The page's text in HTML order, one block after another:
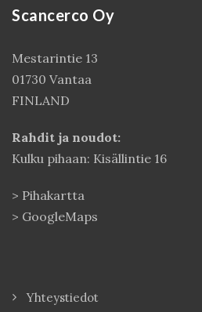
Scancerco Oy
Mestarintie 13
01730 Vantaa
FINLAND
Rahdit ja noudot:
Kulku pihaan: Kisällintie 16
> Pihakartta
> GoogleMaps
Yhteystiedot